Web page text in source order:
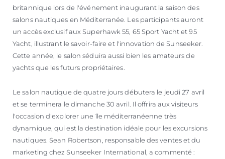
britannique lors de l'événement inaugurant la saison des
salons nautiques en Méditerranée. Les participants auront
un accès exclusif aux Superhawk 55, 65 Sport Yacht et 95
Yacht, illustrant le savoir-faire et l'innovation de Sunseeker.
Cette année, le salon séduira aussi bien les amateurs de
yachts que les futurs propriétaires.
Le salon nautique de quatre jours débutera le jeudi 27 avril
et se terminera le dimanche 30 avril. Il offrira aux visiteurs
l'occasion d'explorer une île méditerranéenne très
dynamique, qui est la destination idéale pour les excursions
nautiques. Sean Robertson, responsable des ventes et du
marketing chez Sunseeker International, a commenté :